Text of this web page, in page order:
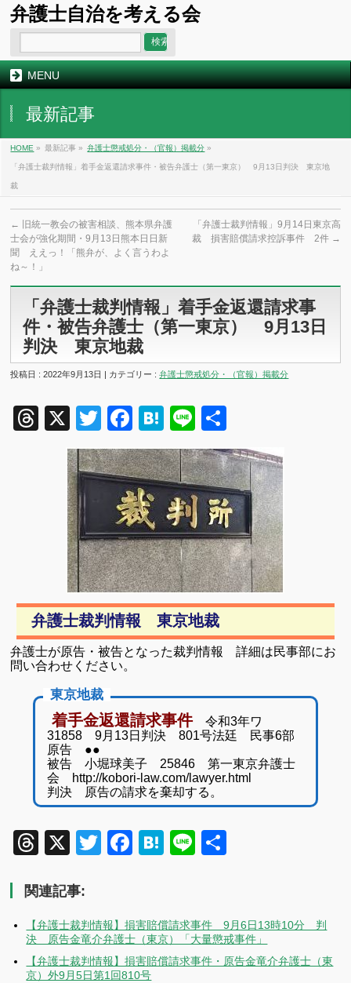
弁護士自治を考える会
MENU
最新記事
HOME » 最新記事 » 弁護士懲戒処分・（官報）掲載分 »
「弁護士裁判情報」着手金返還請求事件・被告弁護士（第一東京） 9月13日判決 東京地
裁
←
旧統一教会の被害相談、熊本県弁護
士会が強化期間・9月13日熊本日日新
聞 ええっ！「熊弁が、よく言うわよ
ね～！」
「弁護士裁判情報」9月14日東京高
裁 損害賠償請求控訴事件 2件 →
「弁護士裁判情報」着手金返還請求事
件・被告弁護士（第一東京） 9月13日
判決 東京地裁
投稿日 : 2022年9月13日 | カテゴリー :弁護士懲戒処分・（官報）掲載分
Threads
X TwitterFacebook
Hatena
Line
有
弁護士裁判情報 東京地裁
弁護士が原告・被告となった裁判情報 詳細は民事部にお
問い合わせください。
東京地裁
着手金返還請求事件令和3年ワ
31858 9月13日判決 801号法廷 民事6部
原告 ●●
被告 小堀球美子 25846 第一東京弁護士
会 http://kobori-law.com/lawyer.html
判決 原告の請求を棄却する。
Threads
X TwitterFacebook
Hatena
Line
関連記事:
【弁護士裁判情報】損害賠償請求事件 9月6日13時10分 判
決 原告金竜介弁護士（東京）「大量懲戒事件」
【弁護士裁判情報】損害賠償請求事件・原告金竜介弁護士（東
京）外9月5日第1回810号